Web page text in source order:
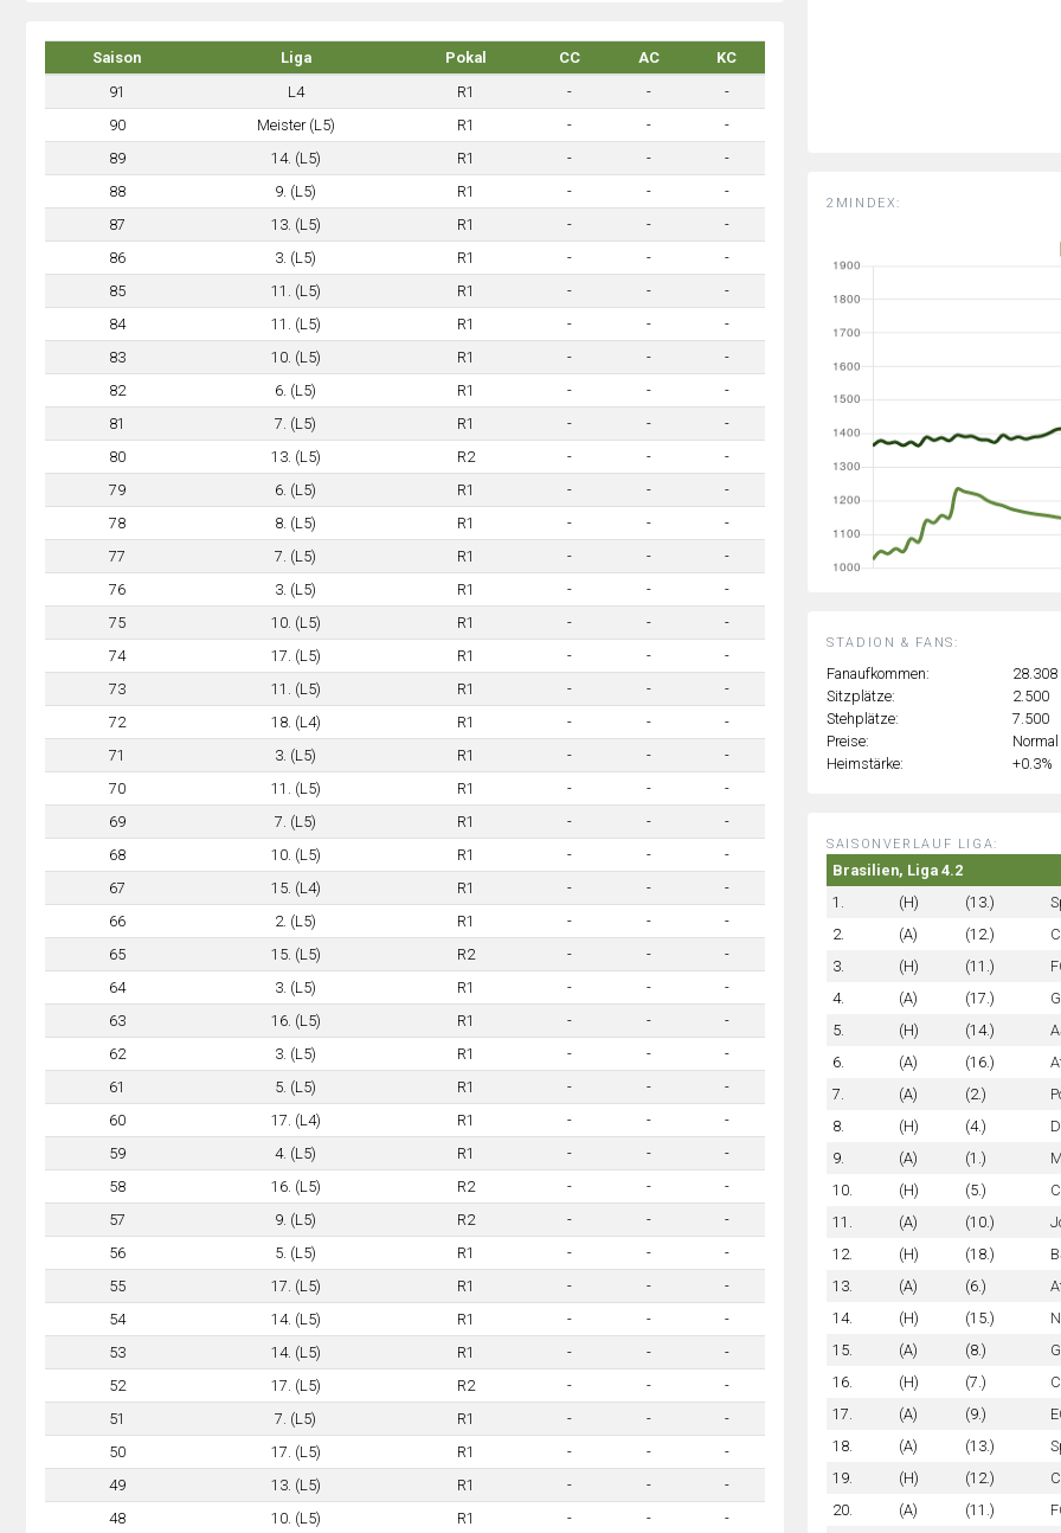
Saison Liga Pokal CC AC
KC
91
L4 R1 - -
-
90
Meister (L5) R1 - -
-
89
14. (L5) R1 - -
-
88
9. (L5) R1 - -
-
87
13. (L5) R1 - -
-
86
3. (L5) R1 - -
-
85
11. (L5) R1 - -
-
84
11. (L5) R1 - -
-
83
10. (L5) R1 - -
-
82
6. (L5) R1 - -
-
81
7. (L5) R1 - -
-
80
13. (L5) R2 - -
-
79
6. (L5) R1 - -
-
78
8. (L5) R1 - -
-
77
7. (L5) R1 - -
-
76
3. (L5) R1 - -
-
75
10. (L5) R1 - -
-
74
17. (L5) R1 - -
-
73
11. (L5) R1 - -
-
72
18. (L4) R1 - -
-
71
3. (L5) R1 - -
-
70
11. (L5) R1 - -
-
69
7. (L5) R1 - -
-
68
10. (L5) R1 - -
-
67
15. (L4) R1 - -
-
66
2. (L5) R1 - -
-
65
15. (L5) R2 - -
-
64
3. (L5) R1 - -
-
63
16. (L5) R1 - -
-
62
3. (L5) R1 - -
-
61
5. (L5) R1 - -
-
60
17. (L4) R1 - -
-
59
4. (L5) R1 - -
-
58
16. (L5) R2 - -
-
57
9. (L5) R2 - -
-
56
5. (L5) R1 - -
-
55
17. (L5) R1 - -
-
54
14. (L5) R1 - -
-
53
14. (L5) R1 - -
-
52
17. (L5) R2 - -
-
51
7. (L5) R1 - -
-
50
17. (L5) R1 - -
-
49
13. (L5) R1 - -
-
48
10. (L5) R1 - - -
2MINDEX:
STADION & FANS:
Fanaufkommen:
28.308
Sitzplätze:
2.500
Stehplätze:
7.500
Preise:
Normal
Heimstärke:
+0.3%
SAISONVERLAUF LIGA:
Brasilien, Liga 4.2
1.
(H) (13.)
2.
(A) (12.)
3.
(H) (11.)
4.
(A) (17.)
5.
(H) (14.)
6.
(A) (16.)
7.
(A) (2.)
8.
(H) (4.)
9.
(A) (1.)
10.
(H) (5.)
11.
(A) (10.)
12.
(H) (18.)
13.
(A) (6.)
14.
(H) (15.)
15.
(A) (8.)
16.
(H) (7.)
17.
(A) (9.)
18.
(A) (13.)
19.
(H) (12.)
20.
(A) (11.)